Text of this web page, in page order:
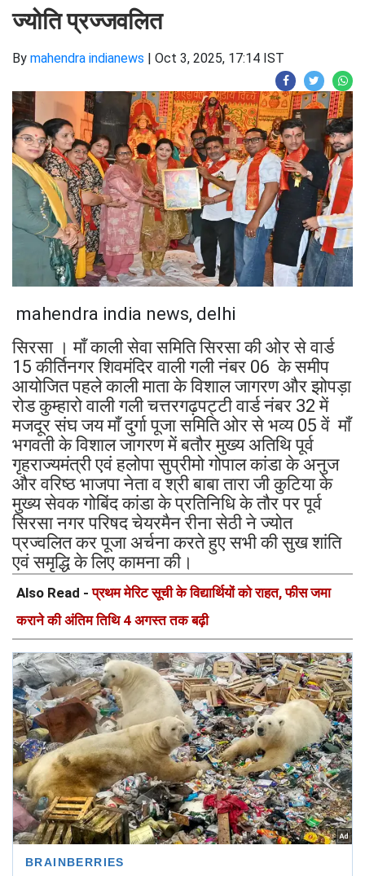
ज्योति प्रज्जवलित
By mahendra indianews | Oct 3, 2025, 17:14 IST
mahendra india news, delhi
सिरसा । माँ काली सेवा समिति सिरसा की ओर से वार्ड
15 कीर्तिनगर शिवमंदिर वाली गली नंबर 06 के समीप
आयोजित पहले काली माता के विशाल जागरण और झोपड़ा
रोड कुम्हारो वाली गली चत्तरगढ़पट्टी वार्ड नंबर 32 में
मजदूर संघ जय माँ दुर्गा पूजा समिति ओर से भव्य 05 वें माँ
भगवती के विशाल जागरण में बतौर मुख्य अतिथि पूर्व
गृहराज्यमंत्री एवं हलोपा सुप्रीमो गोपाल कांडा के अनुज
और वरिष्ठ भाजपा नेता व श्री बाबा तारा जी कुटिया के
मुख्य सेवक गोबिंद कांडा के प्रतिनिधि के तौर पर पूर्व
सिरसा नगर परिषद चेयरमैन रीना सेठी ने ज्योत
प्रज्वलित कर पूजा अर्चना करते हुए सभी की सुख शांति
एवं समृद्धि के लिए कामना की।
Also Read -प्रथम मेरिट सूची के विद्यार्थियों को राहत, फीस जमा
कराने की अंतिम तिथि 4 अगस्त तक बढ़ी